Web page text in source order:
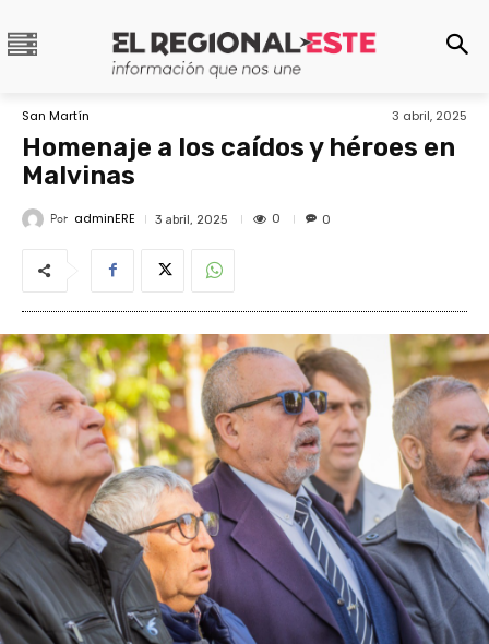
San Martín 3 abril, 2025
Homenaje a los caídos y héroes en
Malvinas
Por adminERE 3 abril, 2025 0 0